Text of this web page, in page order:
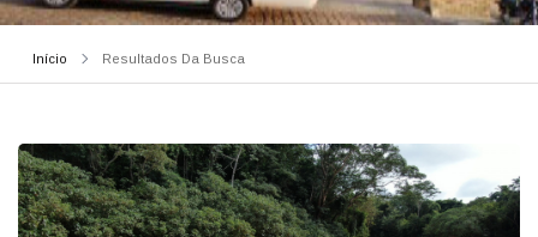
Início Resultados Da Busca